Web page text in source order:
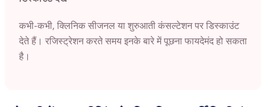
कभी-कभी, क्लिनिक सीजनल या शुरुआती कंसल्टेशन पर डिस्काउंट
देते हैं। रजिस्ट्रेशन करते समय इनके बारे में पूछना फायदेमंद हो सकता
है।